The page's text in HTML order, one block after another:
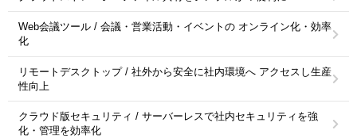
Web会議ツール / 会議・営業活動・イベントの オンライン化・効率
化
リモートデスクトップ / 社外から安全に社内環境へ アクセスし生産
性向上
クラウド版セキュリティ / サーバーレスで社内セキュリティを強
化・管理を効率化